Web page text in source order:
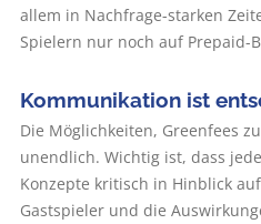
allem in Nachfrage-starken
Spielern nur noch auf Prepaid-
Kommunikation ist
Die Möglichkeiten, Greenfees
unendlich. Wichtig ist, dass
Konzepte kritisch in Hinblick
Gastspieler und die